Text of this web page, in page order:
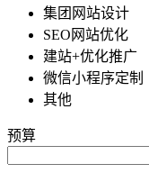
集团网站设计
SEO网站优化
建站+优化推广
微信小程序定制
其他
预算